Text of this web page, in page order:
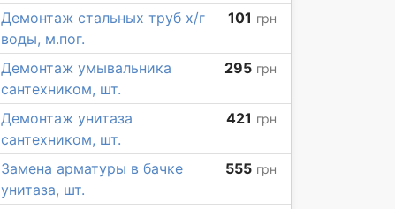
Демонтаж стальных труб х/г
воды, м.пог.
101 грн
Демонтаж умывальника
сантехником, шт.
295 грн
Демонтаж унитаза
сантехником, шт.
421 грн
Замена арматуры в бачке
унитаза, шт.
555 грн